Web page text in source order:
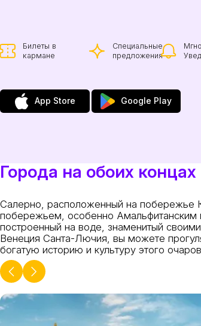
Билеты в
кармане
Специальные
предложения
App Store Google Play
Города на обоих концах
Салерно, расположенный на побережье
побережьем, особенно Амальфитанским
построенный на воде, знаменитый
Венеция Санта-Лючия, вы можете
богатую историю и культуру этого